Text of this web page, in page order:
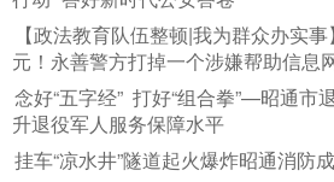
【政法教育队伍整顿|我为群众办实
元！永善警方打掉一个涉嫌帮助信息
念好“五字经” 打好“组合拳”—昭通市
升退役军人服务保障水平
挂车“凉水井”隧道起火爆炸昭通消防